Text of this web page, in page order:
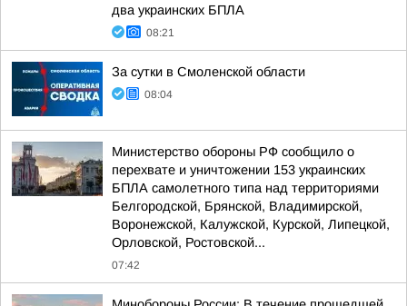
два украинских БПЛА
08:21
За сутки в Смоленской области
08:04
Министерство обороны РФ сообщило о
перехвате и уничтожении 153 украинских
БПЛА самолетного типа над территориями
Белгородской, Брянской, Владимирской,
Воронежской, Калужской, Курской, Липецкой,
Орловской, Ростовской...
07:42